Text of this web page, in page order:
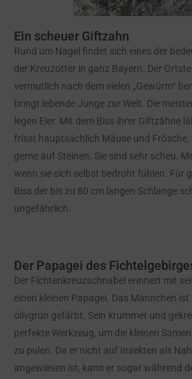
Ein scheuer Giftzahn
Rund um Nagel findet sich eines der
der Kreuzotter in ganz Bayern. Der
vermutlich nach dem vielen „Gewürm“
bringt lebende Junge zur Welt. Die
legen Eier. Mit dem Biss ihrer Giftzähne
frisst hauptsächlich Mäuse und
gerne auf Steinen. Sie sind sehr scheu.
wenn sie sich selbst bedroht fühlen. Für
Biss der bis zu 80 cm langen Schlange
ungefährlich.
Der Papagei des
Der Fichtenkreuzschnabel erinnert mit
einen kleinen Papagei. Das Männchen
olivgrün gefärbt. Sein krummer und
perfekte Werkzeug, um die kleinen
zu pulen. Da er nicht auf Insekten als
angewiesen ist, kann er sogar während